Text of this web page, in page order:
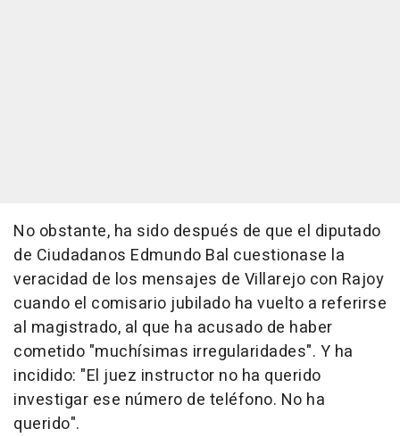
No obstante, ha sido después de que el diputado
de Ciudadanos Edmundo Bal cuestionase la
veracidad de los mensajes de Villarejo con Rajoy
cuando el comisario jubilado ha vuelto a referirse
al magistrado, al que ha acusado de haber
cometido "muchísimas irregularidades". Y ha
incidido: "El juez instructor no ha querido
investigar ese número de teléfono. No ha
querido".